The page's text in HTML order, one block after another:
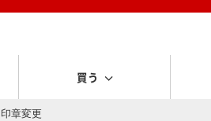
買う
章変更